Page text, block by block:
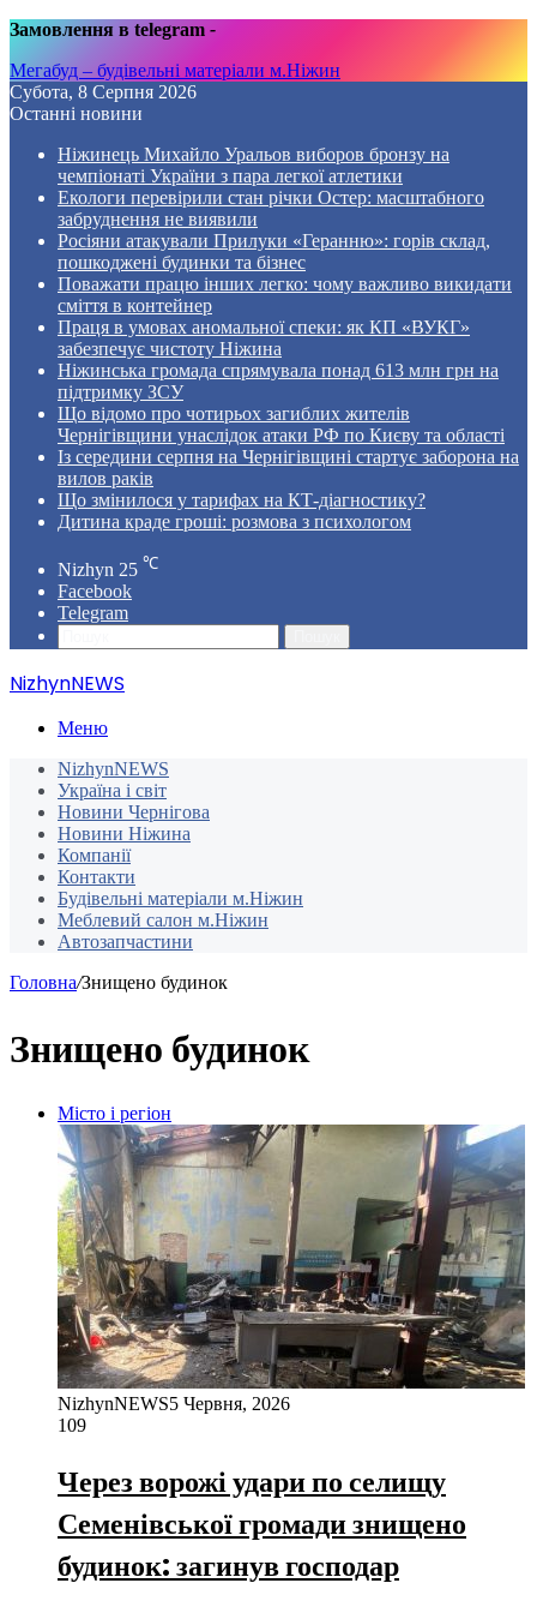
Замовлення в telegram -
Мегабуд – будівельні матеріали м.Ніжин
Субота, 8 Серпня 2026
Останні новини
Ніжинець Михайло Уральов виборов бронзу на
чемпіонаті України з пара легкої атлетики
Екологи перевірили стан річки Остер: масштабного
забруднення не виявили
Росіяни атакували Прилуки «Геранню»: горів склад,
пошкоджені будинки та бізнес
Поважати працю інших легко: чому важливо викидати
сміття в контейнер
Праця в умовах аномальної спеки: як КП «ВУКГ»
забезпечує чистоту Ніжина
Ніжинська громада спрямувала понад 613 млн грн на
підтримку ЗСУ
Що відомо про чотирьох загиблих жителів
Чернігівщини унаслідок атаки РФ по Києву та області
Із середини серпня на Чернігівщині стартує заборона на
вилов раків
Що змінилося у тарифах на КТ-діагностику?
Дитина краде гроші: розмова з психологом
Nizhyn 25 ℃
Facebook
Telegram
NizhynNEWS
Меню
NizhynNEWS
Україна і світ
Новини Чернігова
Новини Ніжина
Компанії
Контакти
Будівельні матеріали м.Ніжин
Меблевий салон м.Ніжин
Автозапчастини
Головна/Знищено будинок
Знищено будинок
Місто і регіон
NizhynNEWS5 Червня, 2026
109
Через ворожі удари по селищу
Семенівської громади знищено
будинок: загинув господар